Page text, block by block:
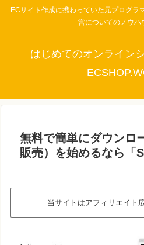
ECサイト作成に携わっていた元プログラ
営についてのノウハ
はじめてのオンライン
無料で簡単にダウンロ
販売）を始めるなら「
当サイトはアフィリエイト